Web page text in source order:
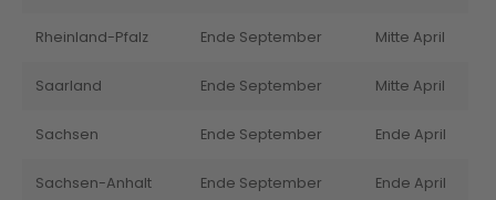
Rheinland-Pfalz Ende September Mitte April
Saarland Ende September Mitte April
Sachsen Ende September Ende April
Sachsen-Anhalt Ende September Ende April